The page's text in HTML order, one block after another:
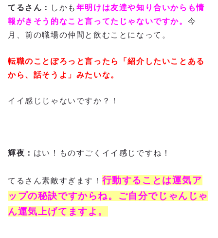
てるさん： しかも 年明けは友達や知り合いからも情
報がきそう的なこと言ってたじゃないですか。 今
月、前の職場の仲間と飲むことになって。
転職のことぽろっと言ったら「紹介したいことある
から、話そうよ」みたいな。
イイ感じじゃないですか？！
輝夜： はい！ものすごくイイ感じですね！
てるさん素敵すぎます！ 行動することは運気ア
ップの秘訣ですからね。ご自分でじゃんじゃ
ん運気上げてますよ。